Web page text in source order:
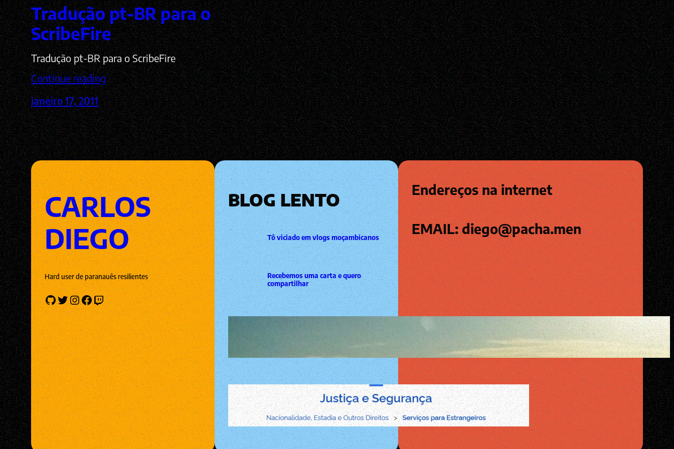
Tradução pt-BR para o
ScribeFire
Tradução pt-BR para o ScribeFire
Continue reading
janeiro 17, 2011
CARLOS
DIEGO
Hard user de paranauês resilientes
GitHub Twitter InstagramFacebook Twitch
BLOG LENTO
Tô viciado em vlogs moçambicanos
Recebemos uma carta e quero
compartilhar
festas felizes com os campeões do
mundo
Estrangeiro prorrogando sua estadia
no Brasil
Endereços na internet
EMAIL: diego@pacha.men